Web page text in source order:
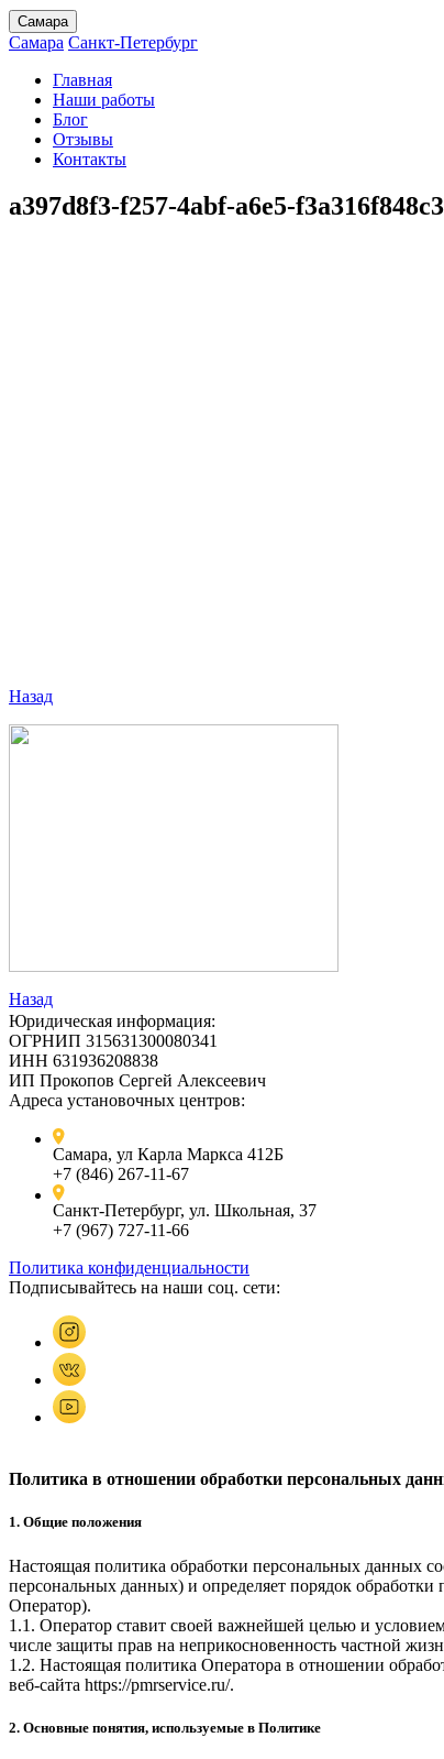
Самара
Самара Санкт-Петербург
Главная
Наши работы
Блог
Отзывы
Контакты
a397d8f3-f257-4abf-a6e5-f3a316f848c3
Назад
Назад
Юридическая информация:
ОГРНИП 315631300080341
ИНН 631936208838
ИП Прокопов Сергей Алексеевич
Адреса установочных центров:
Самара, ул Карла Маркса 412Б
+7 (846) 267-11-67
Санкт-Петербург, ул. Школьная, 37
+7 (967) 727-11-66
Политика конфиденциальности
Подписывайтесь на наши соц. сети:
Политика в отношении обработки персональных
1. Общие положения
Настоящая политика обработки персональных данных
персональных данных) и определяет порядок
Оператор).
1.1. Оператор ставит своей важнейшей целью и
числе защиты прав на неприкосновенность частной
1.2. Настоящая политика Оператора в отношении
веб-сайта https://pmrservice.ru/.
2. Основные понятия, используемые в Политике